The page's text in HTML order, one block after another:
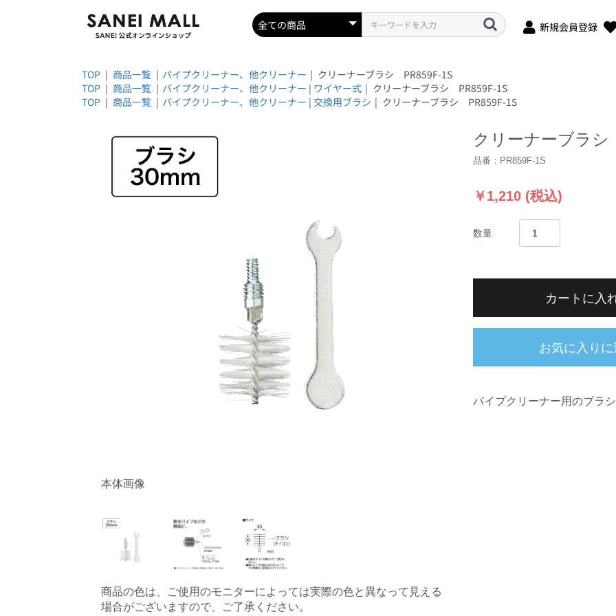
新規会員登録
TOP | 商品一覧 | パイプクリーナー、他クリーナー | クリーナーブラシ PR859F-1S
TOP | 商品一覧 | パイプクリーナー、他クリーナー | ワイヤー式 | クリーナーブラシ PR859F-1S
TOP | 商品一覧 | パイプクリーナー、他クリーナー | 交換用ブラシ | クリーナーブラシ PR859F-1S
本体画像
商品の色は、ご使用のモニターによっては実際の色と異なって見える
場合がございますので、ご了承ください。
クリーナーブラ
品番： PR859F-1S
￥1,210 (税込)
数量
カートに入
お気に入りに
パイプクリーナー用のブラシ